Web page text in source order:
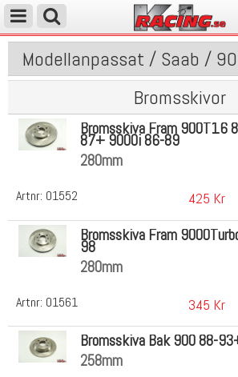
Modellanpassat / Saab /
Bromsskivor
Artnr: 01552
Bromsskiva Fram 900T16
87+ 9000i 86-89
280mm
425 Kr
Artnr: 01561
Bromsskiva Fram
98
280mm
345 Kr
Bromsskiva Bak 900 88-
258mm